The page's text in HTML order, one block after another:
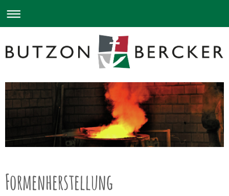
Formenherstellung